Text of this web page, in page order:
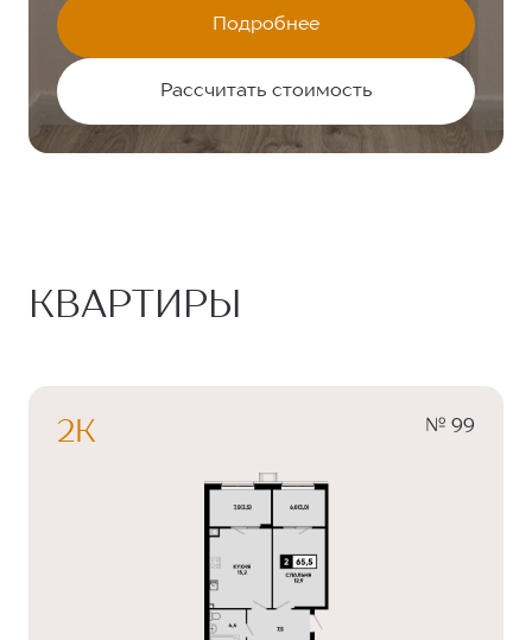
Подробнее
Рассчитать стоимость
КВАРТИРЫ
2К № 99